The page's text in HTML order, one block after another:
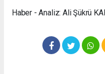
Haber - Analiz: Ali Şükrü